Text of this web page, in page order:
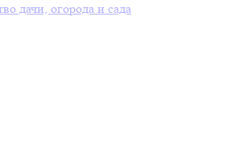
дачи, огорода и сада